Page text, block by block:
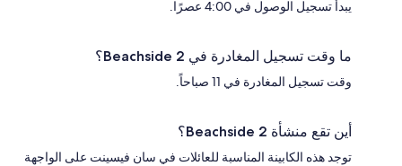
يبدأ تسجيل الوصول في 4:00 عصرًا.
ما وقت تسجيل المغادرة في Beachside 2؟
وقت تسجيل المغادرة في 11 صباحاً.
أين تقع منشأة Beachside 2؟
توجد هذه الكابينة المناسبة للعائلات في سان فيسينت على الواجهة